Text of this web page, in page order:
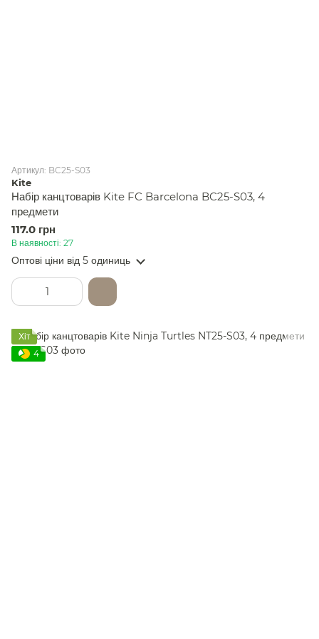
Артикул: BC25-S03
Kite
Набір канцтоварів Kite FC Barcelona BC25-S03, 4
предмети
117.0 грн
В наявності: 27
Оптові ціни від 5 одиниць
Хіт
4